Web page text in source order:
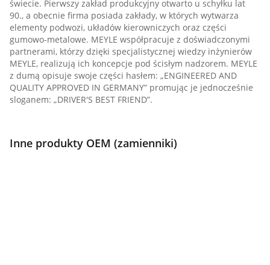
świecie. Pierwszy zakład produkcyjny otwarto u schyłku lat
90., a obecnie firma posiada zakłady, w których wytwarza
elementy podwozi, układów kierowniczych oraz części
gumowo-metalowe. MEYLE współpracuje z doświadczonymi
partnerami, którzy dzięki specjalistycznej wiedzy inżynierów
MEYLE, realizują ich koncepcje pod ścisłym nadzorem. MEYLE
z dumą opisuje swoje części hasłem: „ENGINEERED AND
QUALITY APPROVED IN GERMANY” promując je jednocześnie
sloganem: „DRIVER'S BEST FRIEND”.
Inne produkty OEM (zamienniki)